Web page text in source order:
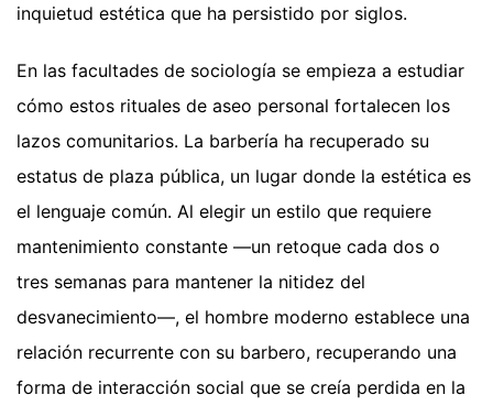
inquietud estética que ha persistido por siglos.
En las facultades de sociología se empieza a estudiar
cómo estos rituales de aseo personal fortalecen los
lazos comunitarios. La barbería ha recuperado su
estatus de plaza pública, un lugar donde la estética es
el lenguaje común. Al elegir un estilo que requiere
mantenimiento constante —un retoque cada dos o
tres semanas para mantener la nitidez del
desvanecimiento—, el hombre moderno establece una
relación recurrente con su barbero, recuperando una
forma de interacción social que se creía perdida en la